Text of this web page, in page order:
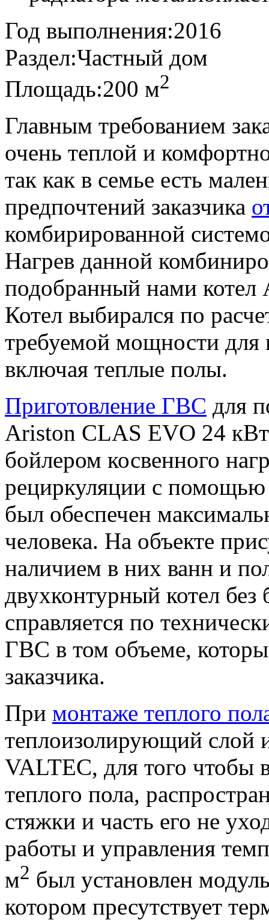
Год выполнения:2016
Раздел:Частный дом
Площадь:200 м2
Главным требованием
очень теплой и
так как в семье есть
предпочтений заказчика
комбирированной
Нагрев данной
подобранный нами
Котел выбирался по
требуемой мощности для
включая теплые полы.
Приготовление ГВС для
Ariston CLAS EVO 24
бойлером косвенного
рециркуляции с
был обеспечен
человека. На объекте
наличием в них ванн и
двухконтурный котел без
справляется по
ГВС в том объеме,
заказчика.
При монтаже теплого
теплоизолирующий слой
VALTEC, для того чтобы
теплого пола,
стяжки и часть его не
работы и управления
м2 был установлен
котором пресутствует